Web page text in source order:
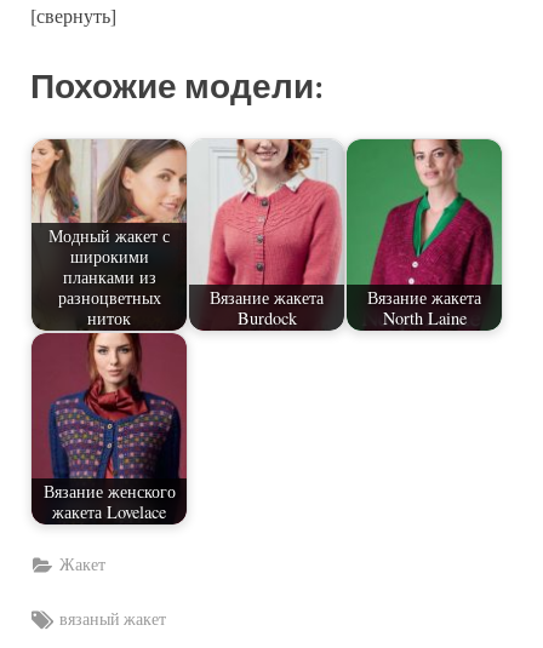
[свернуть]
Похожие модели:
Модный жакет с
широкими
планками из
разноцветных
ниток
Вязание жакета
Burdock
Вязание жакета
North Laine
Вязание женского
жакета Lovelace
Жакет
Tags:
вязаный жакет